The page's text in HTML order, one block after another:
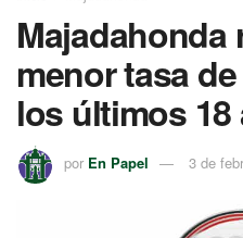
Majadahonda
menor tasa
los últimos 18
por En Papel 3 de